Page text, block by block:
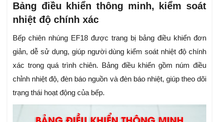
Bảng điều khiển thông minh, kiểm soát
nhiệt độ chính xác
Bếp chiên nhúng EF18 được trang bị bảng điều khiển đơn
giản, dễ sử dụng, giúp người dùng kiểm soát nhiệt độ chính
xác trong quá trình chiên. Bảng điều khiển gồm núm điều
chỉnh nhiệt độ, đèn báo nguồn và đèn báo nhiệt, giúp theo dõi
trạng thái hoạt động của bếp.